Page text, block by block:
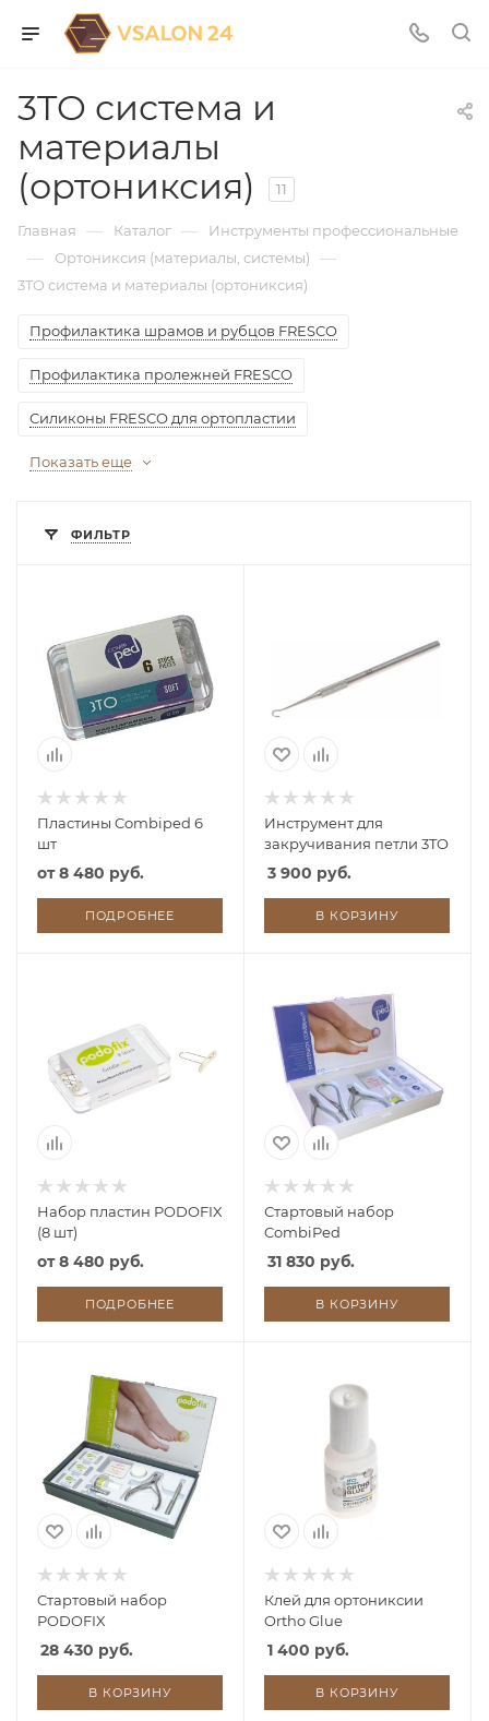
3TO система и
материалы
(ортониксия)
11
Главная — Каталог — Инструменты профессиональные
— Ортониксия (материалы, системы) —
3TO система и материалы (ортониксия)
Профилактика шрамов и рубцов FRESCO
Профилактика пролежней FRESCO
Силиконы FRESCO для ортопластии
Показать еще
ФИЛЬТР
Пластины Combiped 6
шт
от8 480 руб.
ПОДРОБНЕЕ
Инструмент для
закручивания петли 3TO
3 900 руб.
В КОРЗИНУ
Набор пластин PODOFIX
(8 шт)
от8 480 руб.
ПОДРОБНЕЕ
Стартовый набор
CombiPed
31 830 руб.
В КОРЗИНУ
Cтартовый набор
PODOFIX
28 430 руб.
В КОРЗИНУ
Клей для ортониксии
Ortho Glue
1 400 руб.
В КОРЗИНУ